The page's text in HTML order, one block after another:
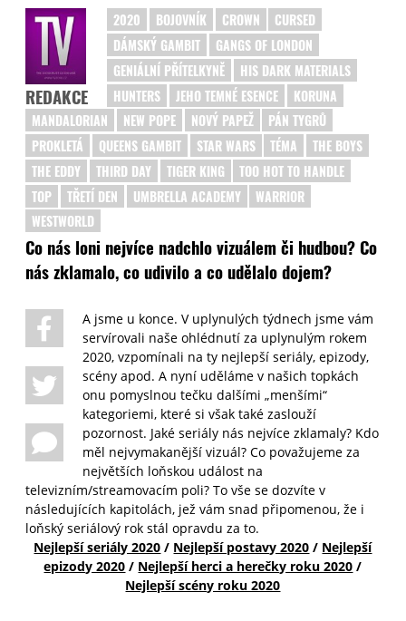
REDAKCE
2020 BOJOVNÍK CROWN
CURSED
DÁMSKÝ GAMBIT
GANGS OF LONDON
GENIÁLNÍ PŘÍTELKYNĚ
HIS DARK MATERIALS
HUNTERS
JEHO TEMNÉ ESENCE
KORUNA
MANDALORIAN
NEW POPE NOVÝ PAPEŽ
PÁN TYGRŮ
PROKLETÁ
QUEENS GAMBIT STAR WARS TÉMA
THE BOYS
THE EDDY
THIRD DAY TIGER KING
TOO HOT TO HANDLE
TOP
TŘETÍ DEN UMBRELLA ACADEMY
WARRIOR
WESTWORLD
Co nás loni nejvíce nadchlo vizuálem či hudbou? Co
nás zklamalo, co udivilo a co udělalo dojem?
A jsme u konce. V uplynulých týdnech jsme vám
servírovali naše ohlédnutí za uplynulým rokem
2020, vzpomínali na ty nejlepší seriály, epizody,
scény apod. A nyní uděláme v našich topkách
onu pomyslnou tečku dalšími „menšími“
kategoriemi, které si však také zaslouží
pozornost. Jaké seriály nás nejvíce zklamaly? Kdo
měl nejvymakanější vizuál? Co považujeme za
největších loňskou událost na
televizním/streamovacím poli? To vše se dozvíte v
následujících kapitolách, jež vám snad připomenou, že i
loňský seriálový rok stál opravdu za to.
Nejlepší seriály 2020 / Nejlepší postavy 2020 / Nejlepší
epizody 2020 / Nejlepší herci a herečky roku 2020 /
Nejlepší scény roku 2020